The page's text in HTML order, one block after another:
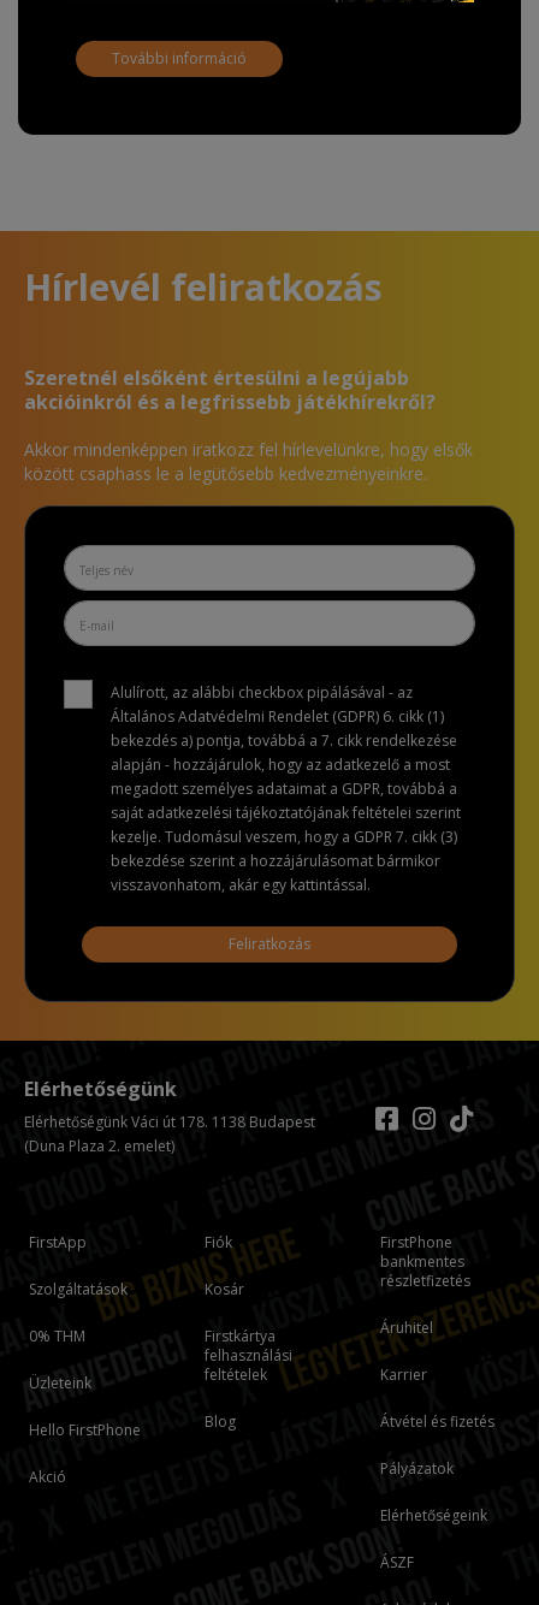
További információ
Hírlevél feliratkozás
Szeretnél elsőként értesülni a legújabb
akcióinkról és a legfrissebb játékhírekről?
Akkor mindenképpen iratkozz fel hírlevelünkre, hogy elsők
között csaphass le a legütősebb kedvezményeinkre.
Alulírott, az alábbi checkbox pipálásával - az
Általános Adatvédelmi Rendelet (GDPR) 6. cikk (1)
bekezdés a) pontja, továbbá a 7. cikk rendelkezése
alapján - hozzájárulok, hogy az adatkezelő a most
megadott személyes adataimat a GDPR, továbbá a
saját adatkezelési tájékoztatójának feltételei szerint
kezelje. Tudomásul veszem, hogy a GDPR 7. cikk (3)
bekezdése szerint a hozzájárulásomat bármikor
visszavonhatom, akár egy kattintással.
Feliratkozás
FirstApp
Szolgáltatások
0% THM
Üzleteink
Hello FirstPhone
Akció
Fiók
Kosár
Firstkártya
felhasználási
feltételek
Blog
FirstPhone
bankmentes
részletfizetés
Áruhitel
Karrier
Átvétel és fizetés
Pályázatok
Elérhetőségeink
ÁSZF
Elérhetőségünk
Elérhetőségünk Váci út 178. 1138 Budapest
(Duna Plaza 2. emelet)